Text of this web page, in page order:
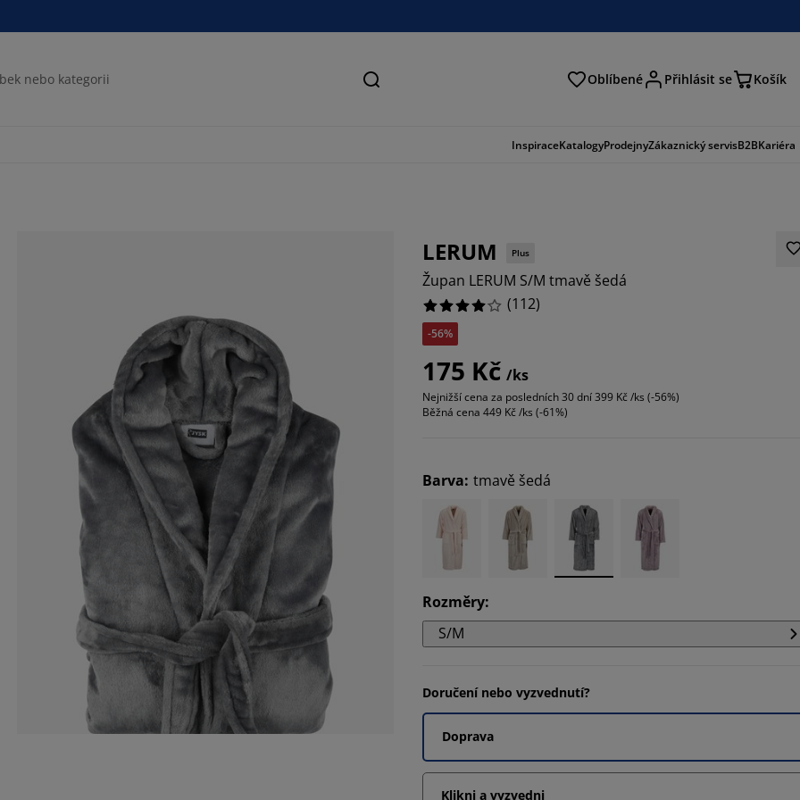
Hledat Oblíbené Přihlásit se Košík
InspiraceKatalogyProdejnyZákaznický servisB2BKariéra
LERUM Plus
Župan LERUM S/M tmavě šedá
(112)
-56%
175 Kč /ks
Nejnižší cena za posledních 30 dní399 Kč /ks (-56%)
Běžná cena 449 Kč /ks (-61%)
Barva: tmavě šedá
Rozměry:
S/M
Doručení nebo vyzvednutí?
Doprava
Klikni a vyzvedni
9.821428571428571%
4.464285714285714%
8.928571428571429%